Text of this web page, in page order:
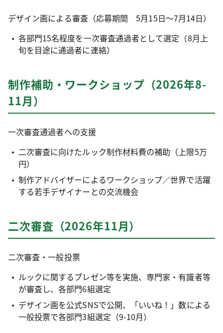
デザイン画による審査（応募期間 5月15日～7月14日）
各部門15名程度を一次審査通過者として選定（8月上
旬を目途に通過者に連絡）
制作補助・ワークショップ（2026年8-
11月）
一次審査通過者への支援
二次審査に向けたルック制作材料費の補助（上限5万
円）
制作アドバイザーによるワークショップ／世界で活躍
する若手デザイナーとの交流機会
二次審査（2026年11月）
二次審査・一般投票
ルックに関するプレゼン等を実施、専門家・有識者等
が審査し、各部門6組選定
デザイン画を公式SNSで公開、「いいね！」数による
一般投票で各部門3組選定（9-10月）